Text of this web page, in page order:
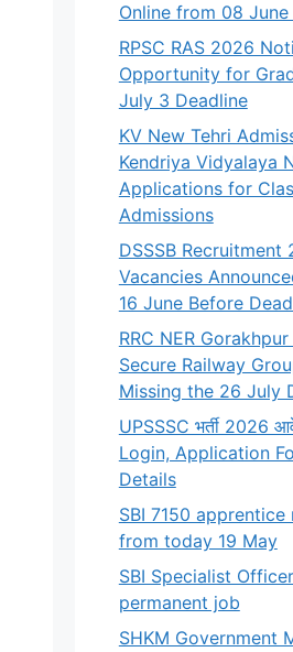
Online from 08
RPSC RAS 2026
Opportunity for
July 3 Deadline
KV New Tehri
Kendriya Vidyalaya
Applications for
Admissions
DSSSB
Vacancies
16 June Before
RRC NER
Secure Railway
Missing the 26 July
UPSSSC भर्ती 2026
Login, Application
Details
SBI 7150
from today 19 May
SBI Specialist
permanent job
SHKM Government